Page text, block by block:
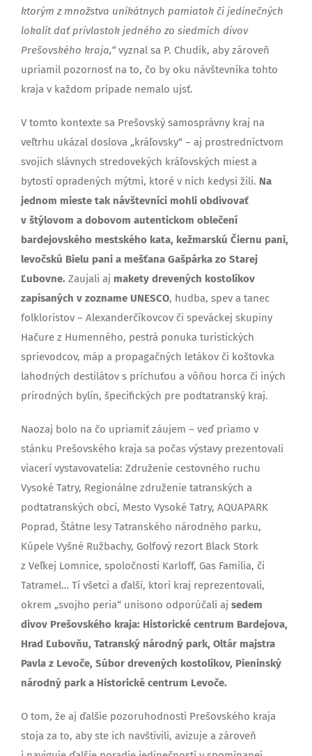
ktorým z množstva unikátnych pamiatok či jedinečných
lokalít dať prívlastok jedného zo siedmich divov
Prešovského kraja,“vyznal sa P. Chudík, aby zároveň
upriamil pozornosť na to, čo by oku návštevníka tohto
kraja v každom prípade nemalo ujsť.
V tomto kontexte sa Prešovský samosprávny kraj na
veľtrhu ukázal doslova „kráľovsky“ – aj prostredníctvom
svojich slávnych stredovekých kráľovských miest a
bytostí opradených mýtmi, ktoré v nich kedysi žili. Na
jednom mieste tak návštevníci mohli obdivovať
v štýlovom a dobovom autentickom oblečení
bardejovského mestského kata, kežmarskú Čiernu pani,
levočskú Bielu pani a mešťana Gašpárka zo Starej
Ľubovne. Zaujali aj makety drevených kostolíkov
zapísaných v zozname UNESCO, hudba, spev a tanec
folkloristov – Alexanderčíkovcov či speváckej skupiny
Hačure z Humenného, pestrá ponuka turistických
sprievodcov, máp a propagačných letákov či koštovka
lahodných destilátov s príchuťou a vôňou horca či iných
prírodných bylín, špecifických pre podtatranský kraj.
Naozaj bolo na čo upriamiť záujem – veď priamo v
stánku Prešovského kraja sa počas výstavy prezentovali
viacerí vystavovatelia: Združenie cestovného ruchu
Vysoké Tatry, Regionálne združenie tatranských a
podtatranských obcí, Mesto Vysoké Tatry, AQUAPARK
Poprad, Štátne lesy Tatranského národného parku,
Kúpele Vyšné Ružbachy, Golfový rezort Black Stork
z Veľkej Lomnice, spoločnosti Karloff, Gas Família, či
Tatramel… Tí všetci a ďalší, ktorí kraj reprezentovali,
okrem „svojho peria“ unisono odporúčali aj sedem
divov Prešovského kraja: Historické centrum Bardejova,
Hrad Ľubovňu, Tatranský národný park, Oltár majstra
Pavla z Levoče, Súbor drevených kostolíkov, Pieninský
národný park a Historické centrum Levoče.
O tom, že aj ďalšie pozoruhodnosti Prešovského kraja
stoja za to, aby ste ich navštívili, avizuje a zároveň